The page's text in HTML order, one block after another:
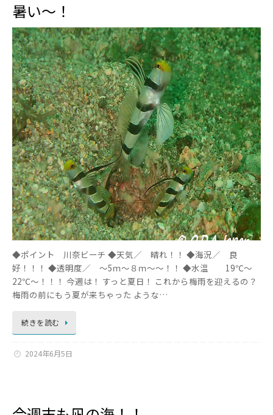
暑い～！
◆ポイント 川奈ビーチ ◆天気／ 晴れ！！ ◆海況／ 良
好！！！ ◆透明度／ ～5ｍ～８ｍ～～！！ ◆水温 19℃～
22℃～！！！ 今週は！ すっと夏日！ これから梅雨を迎えるの？
梅雨の前にもう夏が来ちゃった ような…
続きを読む
2024年6月5日